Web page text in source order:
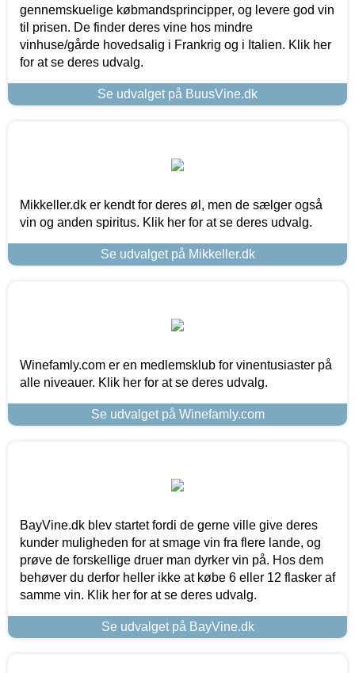
gennemskuelige købmandsprincipper, og levere god vin
til prisen. De finder deres vine hos mindre
vinhuse/gårde hovedsalig i Frankrig og i Italien. Klik her
for at se deres udvalg.
Se udvalget på BuusVine.dk
Mikkeller.dk er kendt for deres øl, men de sælger også
vin og anden spiritus. Klik her for at se deres udvalg.
Se udvalget på Mikkeller.dk
Winefamly.com er en medlemsklub for vinentusiaster på
alle niveauer. Klik her for at se deres udvalg.
Se udvalget på Winefamly.com
BayVine.dk blev startet fordi de gerne ville give deres
kunder muligheden for at smage vin fra flere lande, og
prøve de forskellige druer man dyrker vin på. Hos dem
behøver du derfor heller ikke at købe 6 eller 12 flasker af
samme vin. Klik her for at se deres udvalg.
Se udvalget på BayVine.dk